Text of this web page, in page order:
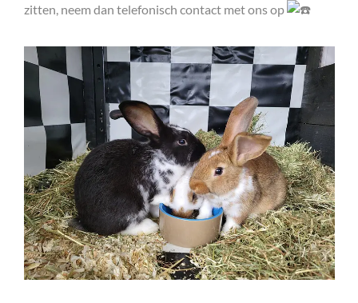
zitten, neem dan telefonisch contact met ons op